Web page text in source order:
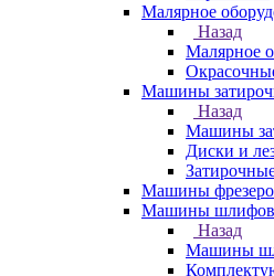
Малярное
Назад
Малярное
Машины
Назад
Машины
Диски и
Машины
Машины
Назад
Машины